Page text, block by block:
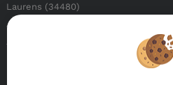
Laurens (34480)
Alignan Du Vent (34290)